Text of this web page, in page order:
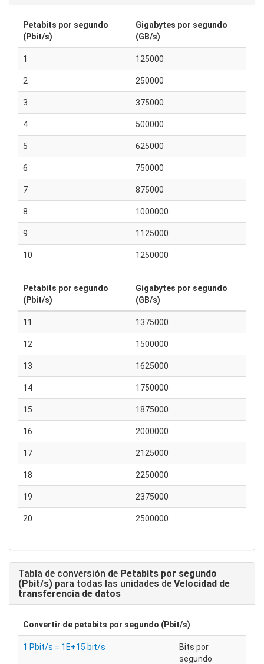
Petabits por segundo
(Pbit/s)
Gigabytes por segundo
(GB/s)
1 125000
2 250000
3 375000
4 500000
5 625000
6 750000
7 875000
8 1000000
9 1125000
10 1250000
Petabits por segundo
(Pbit/s)
Gigabytes por segundo
(GB/s)
11 1375000
12 1500000
13 1625000
14 1750000
15 1875000
16 2000000
17 2125000
18 2250000
19 2375000
20 2500000
Tabla de conversión de Petabits por segundo
(Pbit/s) para todas las unidades de Velocidad de
transferencia de datos
Convertir de petabits por segundo (Pbit/s)
1 Pbit/s = 1E+15 bit/s
Bits por
segundo